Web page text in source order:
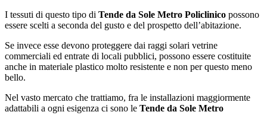
I tessuti di questo tipo di Tende da Sole Metro Policlinico possono
essere scelti a seconda del gusto e del prospetto dell’abitazione.
Se invece esse devono proteggere dai raggi solari vetrine
commerciali ed entrate di locali pubblici, possono essere costituite
anche in materiale plastico molto resistente e non per questo meno
bello.
Nel vasto mercato che trattiamo, fra le installazioni maggiormente
adattabili a ogni esigenza ci sono le Tende da Sole Metro